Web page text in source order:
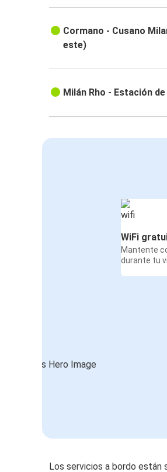
Cormano - Cusano
este)
Milán Rho - Estación
WiFi
Mantente
durante tu
Los servicios a bordo están